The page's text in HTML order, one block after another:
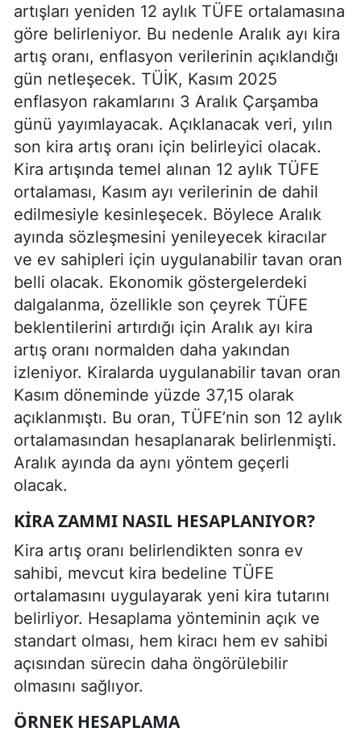
artışları yeniden 12 aylık TÜFE ortalamasına
göre belirleniyor. Bu nedenle Aralık ayı kira
artış oranı, enflasyon verilerinin açıklandığı
gün netleşecek. TÜİK, Kasım 2025
enflasyon rakamlarını 3 Aralık Çarşamba
günü yayımlayacak. Açıklanacak veri, yılın
son kira artış oranı için belirleyici olacak.
Kira artışında temel alınan 12 aylık TÜFE
ortalaması, Kasım ayı verilerinin de dahil
edilmesiyle kesinleşecek. Böylece Aralık
ayında sözleşmesini yenileyecek kiracılar
ve ev sahipleri için uygulanabilir tavan oran
belli olacak. Ekonomik göstergelerdeki
dalgalanma, özellikle son çeyrek TÜFE
beklentilerini artırdığı için Aralık ayı kira
artış oranı normalden daha yakından
izleniyor. Kiralarda uygulanabilir tavan oran
Kasım döneminde yüzde 37,15 olarak
açıklanmıştı. Bu oran, TÜFE’nin son 12 aylık
ortalamasından hesaplanarak belirlenmişti.
Aralık ayında da aynı yöntem geçerli
olacak.
KIRA ZAMMI NASIL HESAPLANIYOR?
Kira artış oranı belirlendikten sonra ev
sahibi, mevcut kira bedeline TÜFE
ortalamasını uygulayarak yeni kira tutarını
belirliyor. Hesaplama yönteminin açık ve
standart olması, hem kiracı hem ev sahibi
açısından sürecin daha öngörülebilir
olmasını sağlıyor.
ÖRNEK HESAPLAMA